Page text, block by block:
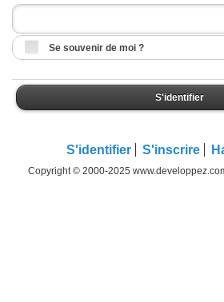
Se souvenir de moi ?
S'identifier
S'identifier S'inscrire
Copyright © 2000-2025